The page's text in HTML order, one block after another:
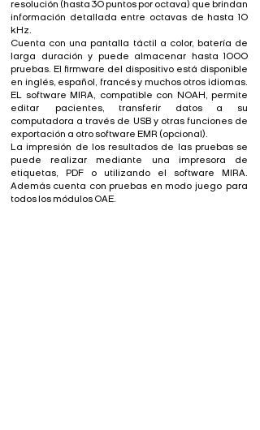
resolución (hasta 30 puntos por octava) que brindan
información detallada entre octavas de hasta 10
kHz.
Cuenta con una pantalla táctil a color, batería de
larga duración y puede almacenar hasta 1000
pruebas. El firmware del dispositivo está disponible
en inglés, español, francés y muchos otros idiomas.
EL software MIRA, compatible con NOAH, permite
editar pacientes, transferir datos a su
computadora a través de USB y otras funciones de
exportación a otro software EMR (opcional).
La impresión de los resultados de las pruebas se
puede realizar mediante una impresora de
etiquetas, PDF o utilizando el software MIRA.
Además cuenta con pruebas en modo juego para
todos los módulos OAE.